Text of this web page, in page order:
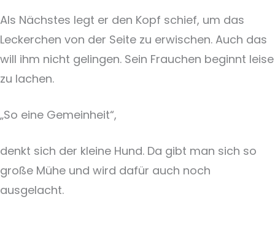
Als Nächstes legt er den Kopf schief, um das
Leckerchen von der Seite zu erwischen. Auch das
will ihm nicht gelingen. Sein Frauchen beginnt leise
zu lachen.
„So eine Gemeinheit“,
denkt sich der kleine Hund. Da gibt man sich so
große Mühe und wird dafür auch noch
ausgelacht.